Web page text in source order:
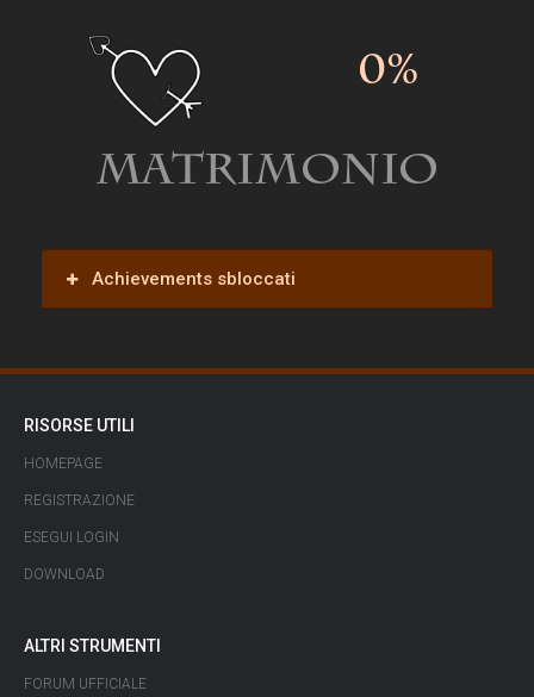
0%
Matrimonio
Achievements sbloccati
RISORSE UTILI
HOMEPAGE
REGISTRAZIONE
ESEGUI LOGIN
DOWNLOAD
ALTRI STRUMENTI
FORUM UFFICIALE